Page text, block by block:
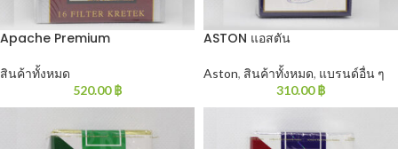
Apache Premium
สินค้าทั้งหมด
520.00฿
ASTON แอสตัน
Aston, สินค้าทั้งหมด, แบรนด์อื่น ๆ
310.00฿